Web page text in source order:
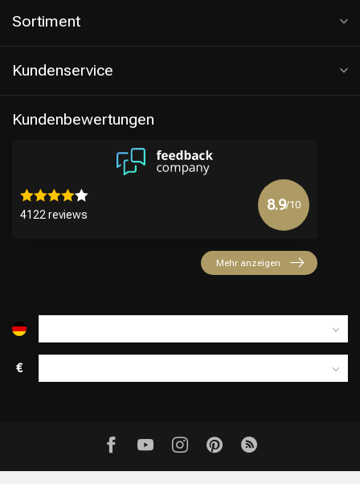
Sortiment
Kundenservice
Kundenbewertungen
4122 reviews
8.9/10
Mehr anzeigen
€